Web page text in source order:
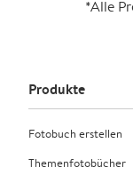
*Alle
Produkte
Fotobuch erstellen
Themenfotobücher